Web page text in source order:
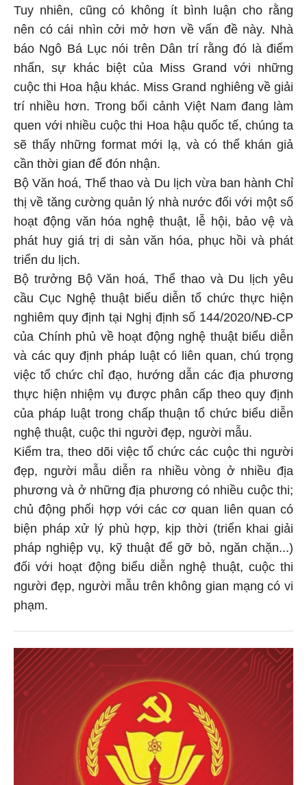
Tuy nhiên, cũng có không ít bình luận cho rằng
nên có cái nhìn cởi mở hơn về vấn đề này. Nhà
báo Ngô Bá Lục nói trên Dân trí rằng đó là điểm
nhấn, sự khác biệt của Miss Grand với những
cuộc thi Hoa hậu khác. Miss Grand nghiêng về giải
trí nhiều hơn. Trong bối cảnh Việt Nam đang làm
quen với nhiều cuộc thi Hoa hậu quốc tế, chúng ta
sẽ thấy những format mới lạ, và có thể khán giả
cần thời gian để đón nhận.
Bộ Văn hoá, Thể thao và Du lịch vừa ban hành Chỉ
thị về tăng cường quản lý nhà nước đối với một số
hoạt động văn hóa nghệ thuật, lễ hội, bảo vệ và
phát huy giá trị di sản văn hóa, phục hồi và phát
triển du lịch.
Bộ trưởng Bộ Văn hoá, Thể thao và Du lịch yêu
cầu Cục Nghệ thuật biểu diễn tổ chức thực hiện
nghiêm quy định tại Nghị định số 144/2020/NĐ-CP
của Chính phủ về hoạt động nghệ thuật biểu diễn
và các quy định pháp luật có liên quan, chú trọng
việc tổ chức chỉ đạo, hướng dẫn các địa phương
thực hiện nhiệm vụ được phân cấp theo quy định
của pháp luật trong chấp thuận tổ chức biểu diễn
nghệ thuật, cuộc thi người đẹp, người mẫu.
Kiểm tra, theo dõi việc tổ chức các cuộc thi người
đẹp, người mẫu diễn ra nhiều vòng ở nhiều địa
phương và ở những địa phương có nhiều cuộc thi;
chủ động phối hợp với các cơ quan liên quan có
biện pháp xử lý phù hợp, kịp thời (triển khai giải
pháp nghiệp vụ, kỹ thuật để gỡ bỏ, ngăn chặn...)
đối với hoạt động biểu diễn nghệ thuật, cuộc thi
người đẹp, người mẫu trên không gian mạng có vi
phạm.